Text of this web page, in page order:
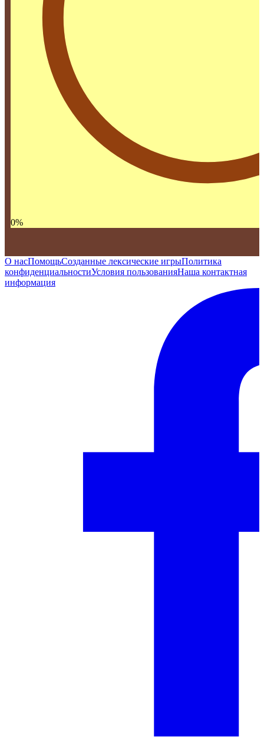
0%
О насПомощьСозданные лексические игрыПолитика
конфиденциальностиУсловия пользованияНаша контактная
информация